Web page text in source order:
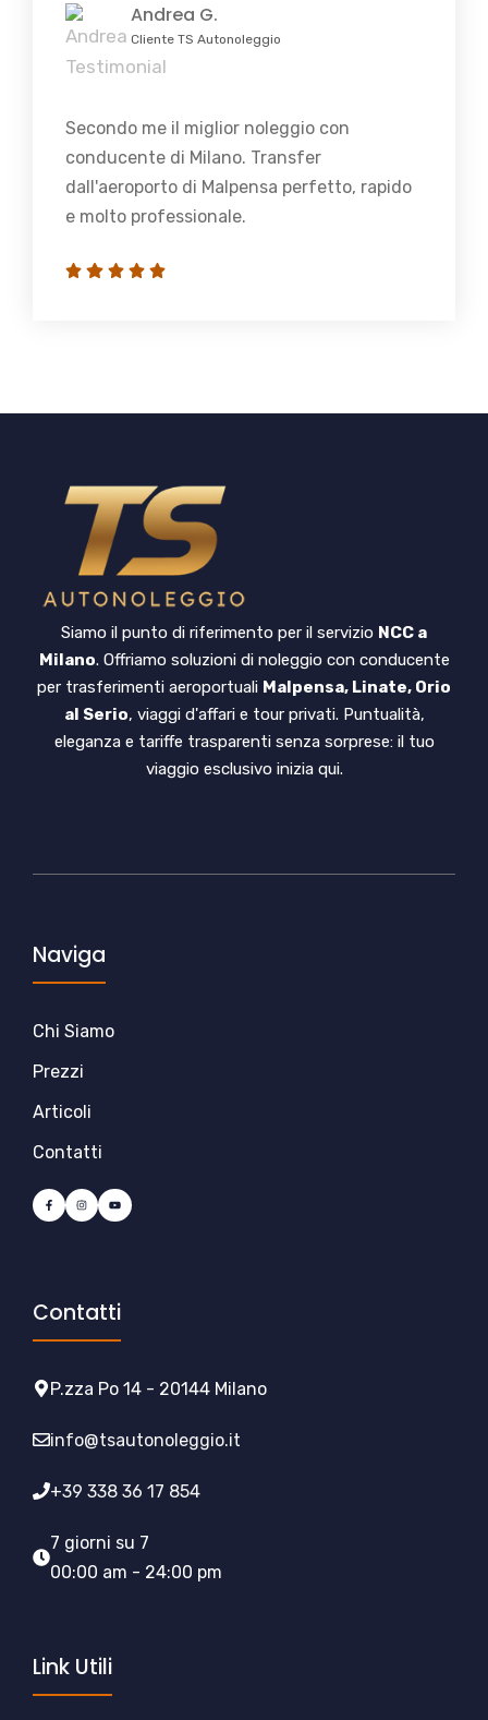
Andrea G.
Cliente TS Autonoleggio
Secondo me il miglior noleggio con
conducente di Milano. Transfer
dall'aeroporto di Malpensa perfetto, rapido
e molto professionale.
Siamo il punto di riferimento per il servizio NCC a
Milano. Offriamo soluzioni di noleggio con conducente
per trasferimenti aeroportuali Malpensa, Linate, Orio
al Serio, viaggi d'affari e tour privati. Puntualità,
eleganza e tariffe trasparenti senza sorprese: il tuo
viaggio esclusivo inizia qui.
Naviga
Chi Siamo
Prezzi
Articoli
Contatti
Contatti
P.zza Po 14 - 20144 Milano
info@tsautonoleggio.it
+39 338 36 17 854
7 giorni su 7
00:00 am - 24:00 pm
Link Utili